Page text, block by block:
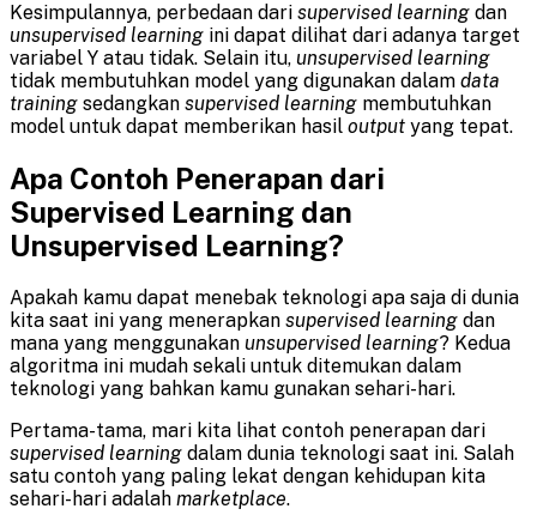
Kesimpulannya, perbedaan dari supervised learning dan
unsupervised learning ini dapat dilihat dari adanya target
variabel Y atau tidak. Selain itu, unsupervised learning
tidak membutuhkan model yang digunakan dalam data
training sedangkan supervised learning membutuhkan
model untuk dapat memberikan hasil output yang tepat.
Apa Contoh Penerapan dari
Supervised Learning dan
Unsupervised Learning?
Apakah kamu dapat menebak teknologi apa saja di dunia
kita saat ini yang menerapkan supervised learning dan
mana yang menggunakan unsupervised learning? Kedua
algoritma ini mudah sekali untuk ditemukan dalam
teknologi yang bahkan kamu gunakan sehari-hari.
Pertama-tama, mari kita lihat contoh penerapan dari
supervised learning dalam dunia teknologi saat ini. Salah
satu contoh yang paling lekat dengan kehidupan kita
sehari-hari adalah marketplace.